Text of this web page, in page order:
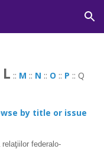
Skip to navigation
L :: M :: N :: O :: P :: Q
by title or issue
federalo-